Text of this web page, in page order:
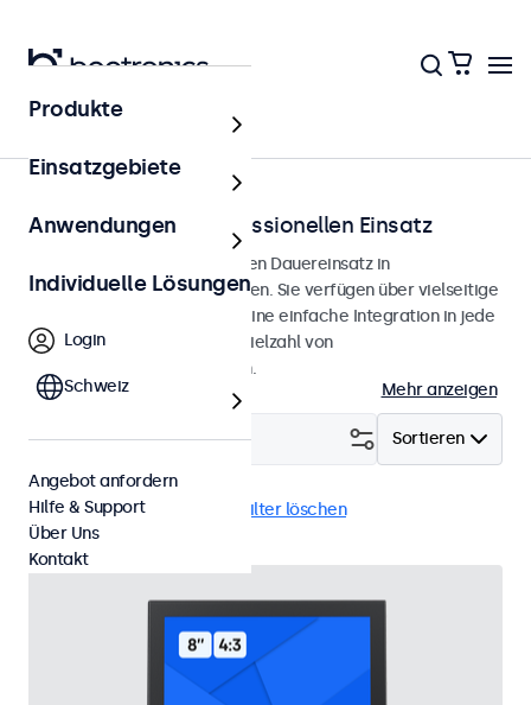
Lösungen
Displays für den professionellen Einsatz
Professionelle Displays für den Dauereinsatz in
anspruchsvollen Anwendungen. Sie verfügen über vielseitige
Montagemöglichkeiten für eine einfache Integration in jede
Umgebung und bieten eine Vielzahl von
Konfigurationsmöglichkeiten.
Mehr anzeigen
Sortieren
Filtern (1)
RCA-Cinch 8 Zoll Alle Filter löschen
Produkte
Einsatzgebiete
Anwendungen
Individuelle Lösungen
Login
Schweiz
Angebot anfordern
Hilfe & Support
Über Uns
Kontakt